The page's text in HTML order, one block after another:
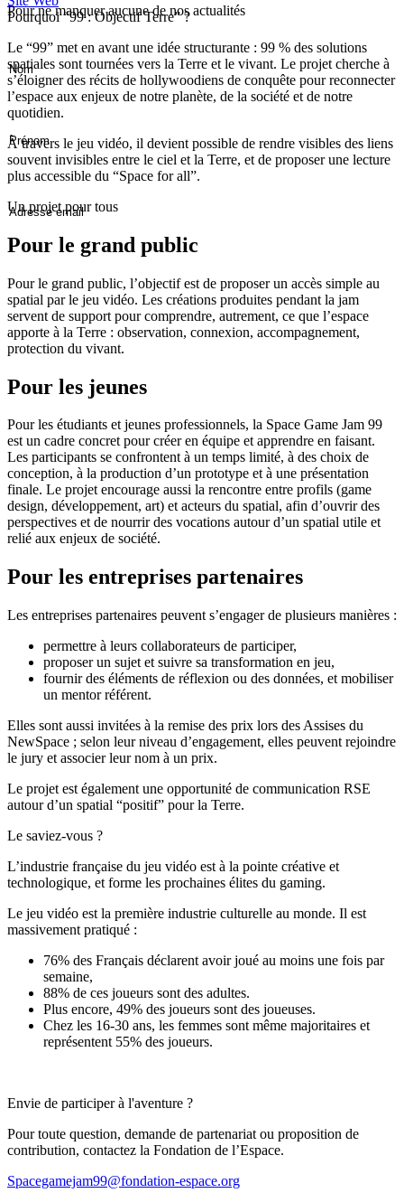
Pour ne manquer aucune de nos actualités
Pourquoi “99 : Objectif Terre” ?
Le “99” met en avant une idée structurante : 99 % des solutions
spatiales sont tournées vers la Terre et le vivant. Le projet cherche à
s’éloigner des récits de hollywoodiens de conquête pour reconnecter
l’espace aux enjeux de notre planète, de la société et de notre
quotidien.
À travers le jeu vidéo, il devient possible de rendre visibles des liens
souvent invisibles entre le ciel et la Terre, et de proposer une lecture
plus accessible du “Space for all”.
Un projet pour tous
Pour le grand public
Pour le grand public, l’objectif est de proposer un accès simple au
spatial par le jeu vidéo. Les créations produites pendant la jam
servent de support pour comprendre, autrement, ce que l’espace
apporte à la Terre : observation, connexion, accompagnement,
protection du vivant.
Pour les jeunes
Pour les étudiants et jeunes professionnels, la Space Game Jam 99
est un cadre concret pour créer en équipe et apprendre en faisant.
Les participants se confrontent à un temps limité, à des choix de
conception, à la production d’un prototype et à une présentation
finale. Le projet encourage aussi la rencontre entre profils (game
design, développement, art) et acteurs du spatial, afin d’ouvrir des
perspectives et de nourrir des vocations autour d’un spatial utile et
relié aux enjeux de société.
Pour les entreprises partenaires
Les entreprises partenaires peuvent s’engager de plusieurs manières :
permettre à leurs collaborateurs de participer,
proposer un sujet et suivre sa transformation en jeu,
fournir des éléments de réflexion ou des données, et mobiliser
un mentor référent.
Elles sont aussi invitées à la remise des prix lors des Assises du
NewSpace ; selon leur niveau d’engagement, elles peuvent rejoindre
le jury et associer leur nom à un prix.
Le projet est également une opportunité de communication RSE
autour d’un spatial “positif” pour la Terre.
Le saviez-vous ?
L’industrie française du jeu vidéo est à la pointe créative et
technologique, et forme les prochaines élites du gaming.
Le jeu vidéo est la première industrie culturelle au monde. Il est
massivement pratiqué :
76% des Français déclarent avoir joué au moins une fois par
semaine,
88% de ces joueurs sont des adultes.
Plus encore, 49% des joueurs sont des joueuses.
Chez les 16-30 ans, les femmes sont même majoritaires et
représentent 55% des joueurs.
Envie de participer à l'aventure ?
Pour toute question, demande de partenariat ou proposition de
contribution, contactez la Fondation de l’Espace.
Spacegamejam99@fondation-espace.org